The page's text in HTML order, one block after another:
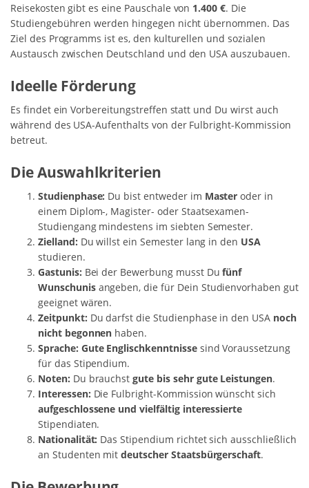
Reisekosten gibt es eine Pauschale von 1.400 €. Die
Studiengebühren werden hingegen nicht übernommen. Das
Ziel des Programms ist es, den kulturellen und sozialen
Austausch zwischen Deutschland und den USA auszubauen.
Ideelle Förderung
Es findet ein Vorbereitungstreffen statt und Du wirst auch
während des USA-Aufenthalts von der Fulbright-Kommission
betreut.
Die Auswahlkriterien
Studienphase: Du bist entweder im Master oder in
einem Diplom-, Magister- oder Staatsexamen-
Studiengang mindestens im siebten Semester.
Zielland: Du willst ein Semester lang in den USA
studieren.
Gastunis: Bei der Bewerbung musst Dufünf
Wunschunisangeben, die für Dein Studienvorhaben gut
geeignet wären.
Zeitpunkt: Du darfst die Studienphase in den USA noch
nicht begonnen haben.
Sprache: Gute Englischkenntnissesind Voraussetzung
für das Stipendium.
Noten: Du brauchstgute bis sehr gute Leistungen.
Interessen: Die Fulbright-Kommission wünscht sich
aufgeschlossene und vielfältig interessierte
Stipendiaten.
Nationalität: Das Stipendium richtet sich ausschließlich
an Studenten mitdeutscher Staatsbürgerschaft.